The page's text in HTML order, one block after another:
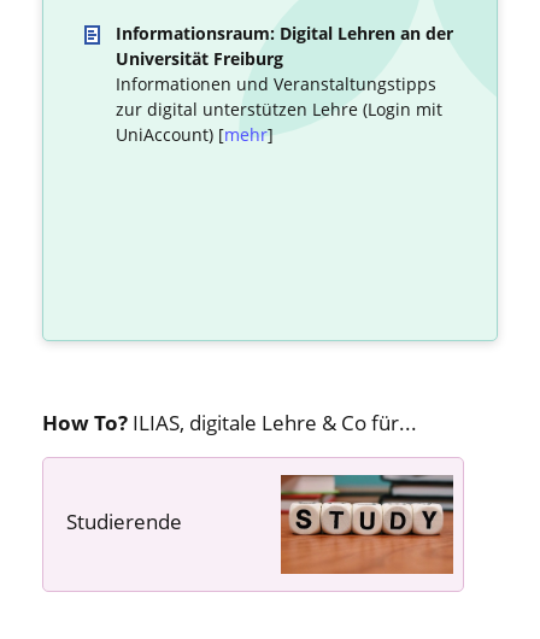
Informationsraum: Digital Lehren an der
Universität Freiburg
Informationen und Veranstaltungstipps
zur digital unterstützen Lehre (Login mit
UniAccount) [mehr]
How To? ILIAS, digitale Lehre & Co für...
Studierende